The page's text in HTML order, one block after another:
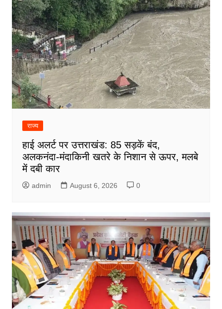
राज्य
हाई अलर्ट पर उत्तराखंड: 85 सड़कें बंद,
अलकनंदा-मंदाकिनी खतरे के निशान से ऊपर, मलबे
में दबी कार
admin August 6, 2026 0